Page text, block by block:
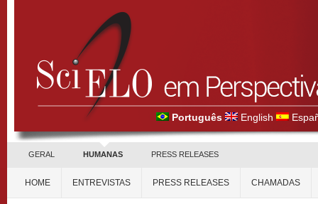
Português English
GERAL HUMANAS PRESS RELEASES
HOME ENTREVISTAS PRESS RELEASES CHAMADAS